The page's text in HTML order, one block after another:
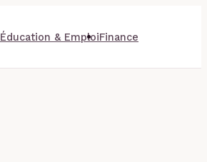
Éducation & EmploiFinance